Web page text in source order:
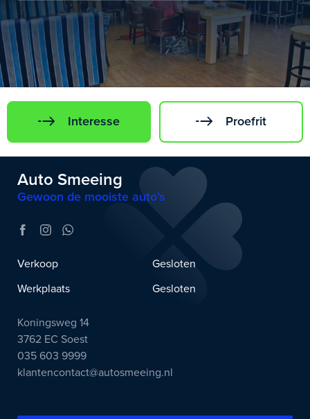
Interesse Proefrit
Auto Smeeing
Gewoon de mooiste auto’s
Verkoop
Gesloten
Werkplaats
Gesloten
Koningsweg 14
3762 EC Soest
035 603 9999
klantencontact@autosmeeing.nl